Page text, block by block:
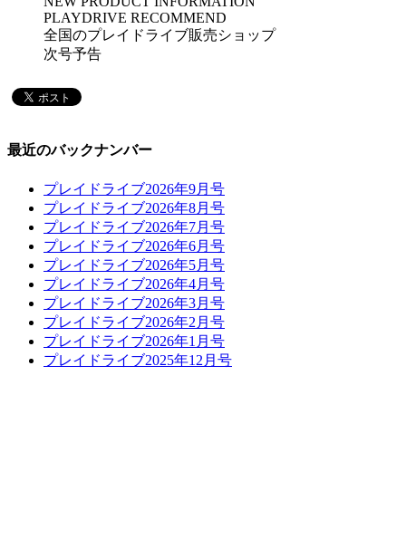
PLAYDRIVE RECOMMEND
全国のプレイドライブ販売ショップ
次号予告
最近のバックナンバー
プレイドライブ2026年9月号
プレイドライブ2026年8月号
プレイドライブ2026年7月号
プレイドライブ2026年6月号
プレイドライブ2026年5月号
プレイドライブ2026年4月号
プレイドライブ2026年3月号
プレイドライブ2026年2月号
プレイドライブ2026年1月号
プレイドライブ2025年12月号